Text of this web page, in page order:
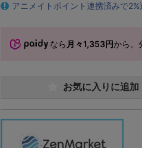
アニメイトポイント連携済みで2%
なら 月々1,353円から。
お気に入りに追加